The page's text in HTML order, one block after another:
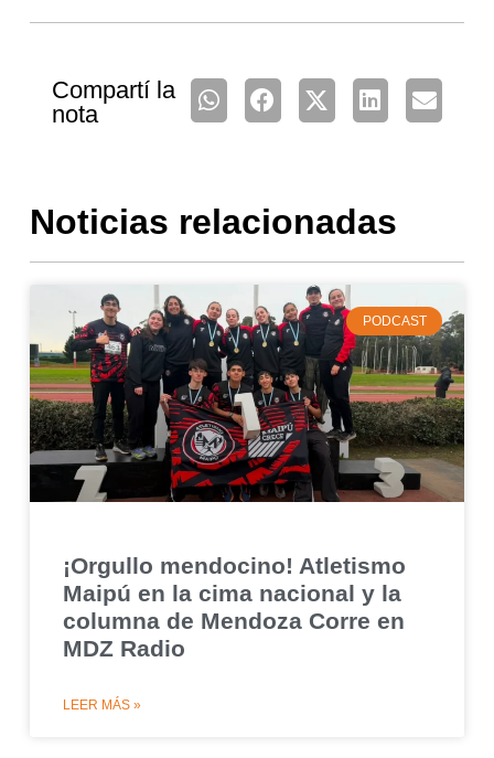
Compartí la
nota
Noticias relacionadas
PODCAST
¡Orgullo mendocino! Atletismo
Maipú en la cima nacional y la
columna de Mendoza Corre en
MDZ Radio
LEER MÁS »